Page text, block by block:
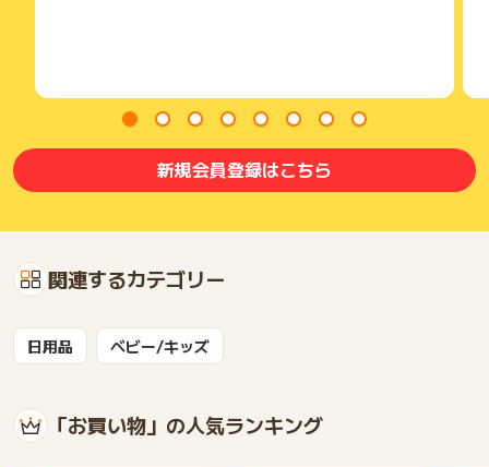
新規会員登録はこちら
関連するカテゴリー
日用品 ベビー/キッズ
「お買い物」の人気ランキング